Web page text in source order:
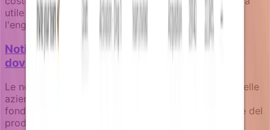
utile piuttosto che invadente, aumentando sia
l'engagement che la retention a lungo termine.
Notifiche product-led: come il tuo prodotto
dovrebbe comunicare da solo
Le notifiche non sono ripensamenti del marketing. Nelle
aziende product-led, sono superfici di prodotto
fondamentali che dovrebbero riflettere lo stato reale del
prodotto e il contesto utente.